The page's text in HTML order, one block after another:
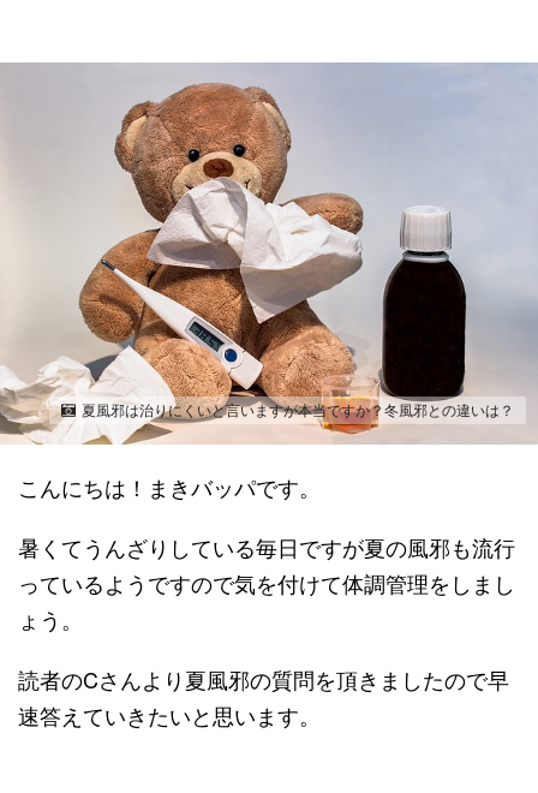
夏風邪は治りにくいと言いますが本当ですか？冬風邪との違いは？
こんにちは！まきバッパです。
暑くてうんざりしている毎日ですが夏の風邪も流行
っているようですので気を付けて体調管理をしまし
ょう。
読者のCさんより夏風邪の質問を頂きましたので早
速答えていきたいと思います。